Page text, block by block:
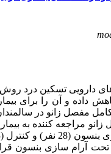
دارویی تسکین درد روش
و آن را برای بیمار
کامل مفصل زانو در
در سال 1396 روی 56 بیمار تحت تعویض مفصل